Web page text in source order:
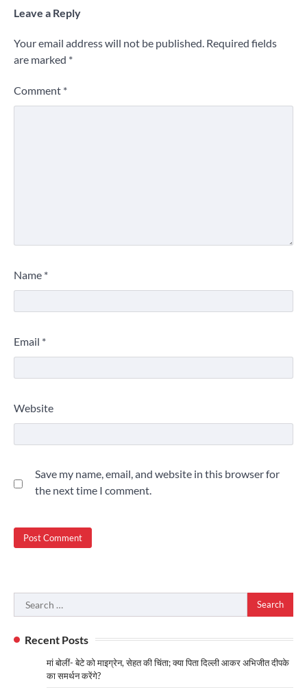
Leave a Reply
Your email address will not be published. Required fields
are marked *
Comment *
Name *
Email *
Website
Save my name, email, and website in this browser for
the next time I comment.
Search
for:
Recent Posts
मां बोलीं- बेटे को माइग्रेन, सेहत की चिंता; क्या पिता दिल्ली आकर अभिजीत दीपके
का समर्थन करेंगे?